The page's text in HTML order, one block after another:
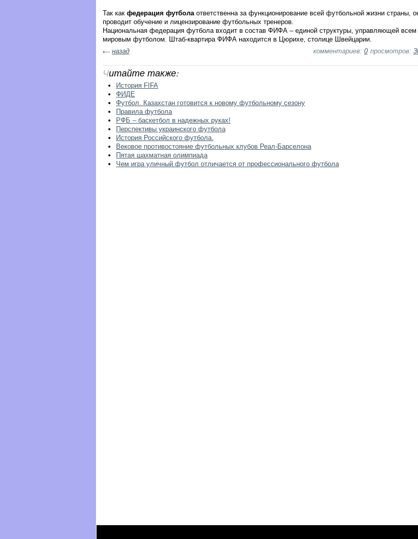
Так как федерация футбола ответственна за функционирование всей футбольной жизни страны,
проводит обучение и лицензирование футбольных тренеров.
Национальная федерация футбола входит в состав ФИФА – единой структуры, управляющей всем
мировым футболом. Штаб-квартира ФИФА находится в Цюрихе, столице Швейцарии.
назад
просмотров:
комментариев: 0
Читайте также:
История FIFA
ФИДЕ
Футбол. Казахстан готовится к новому футбольному сезону
Правила футбола
РФБ – баскетбол в надежных руках!
Перспективы украинского футбола
История Российского футбола.
Вековое противостояние футбольных клубов Реал-Барселона
Пятая шахматная олимпиада
Чем игра уличный футбол отличается от профессионального футбола